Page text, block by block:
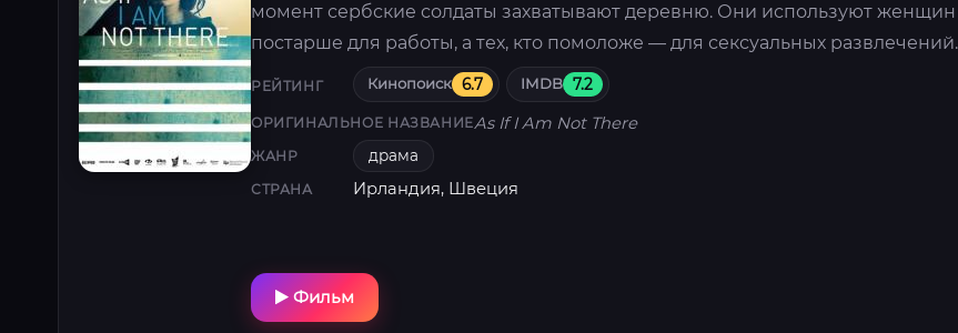
момент сербские солдаты захватывают деревню. Они используют женщин
постарше для работы, а тех, кто помоложе — для сексуальных развлечений.
РЕЙТИНГ Кинопоиск 6.7 IMDB 7.2
ОРИГИНАЛЬНОЕ НАЗВАНИЕAs If I Am Not There
ЖАНР драма
СТРАНА Ирландия, Швеция
Фильм